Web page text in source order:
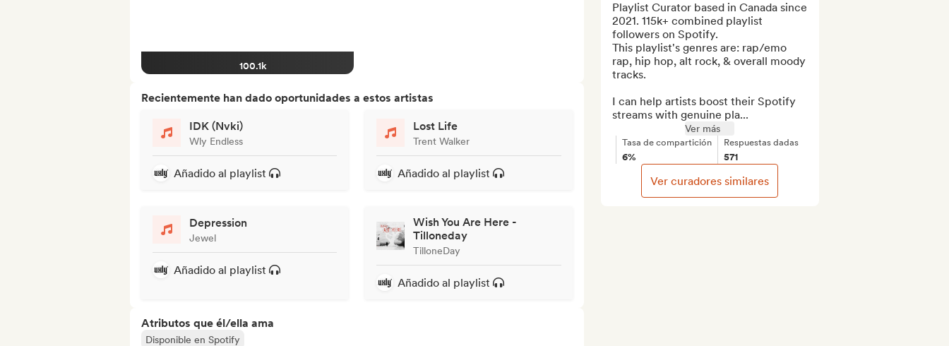
100.1k
Recientemente han dado oportunidades a estos artistas
IDK (Nvki)
Wly Endless
Añadido al playlist
Lost Life
Trent Walker
Añadido al playlist
Depression
Jewel
Añadido al playlist
Wish You Are Here -
Tilloneday
TilloneDay
Añadido al playlist
Atributos que él/ella ama
Disponible en Spotify
Playlist Curator based in Canada since
2021. 115k+ combined playlist
followers on Spotify.
This playlist's genres are: rap/emo
rap, hip hop, alt rock, & overall moody
tracks.
I can help artists boost their Spotify
streams with genuine pla...
Ver más
Tasa de compartición
6%
Respuestas dadas
571
Ver curadores similares